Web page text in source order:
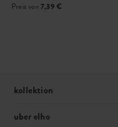
Preis von 7,39 €
kollektion
uber elho